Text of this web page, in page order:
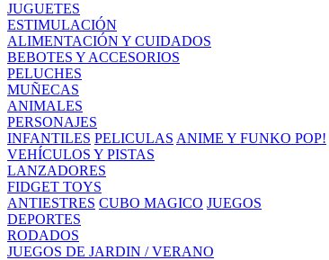
JUGUETES
ESTIMULACIÓN
ALIMENTACIÓN Y CUIDADOS
BEBOTES Y ACCESORIOS
PELUCHES
MUÑECAS
ANIMALES
PERSONAJES
INFANTILES PELICULAS ANIME Y FUNKO POP!
VEHÍCULOS Y PISTAS
LANZADORES
FIDGET TOYS
ANTIESTRES CUBO MAGICO JUEGOS
DEPORTES
RODADOS
JUEGOS DE JARDIN / VERANO